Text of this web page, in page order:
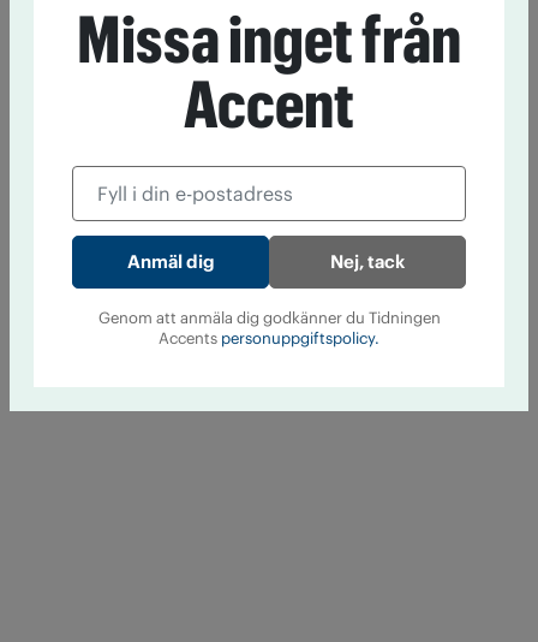
Missa inget från
Accent
Nej, tack
Genom att anmäla dig godkänner du Tidningen
Accents personuppgiftspolicy.